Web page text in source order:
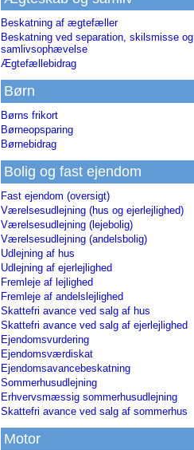
Beskatning af ægtefæller
Beskatning ved separation, skilsmisse og
samlivsophævelse
Ægtefællebidrag
Børn
Børns frikort
Børneopsparing
Børnebidrag
Bolig og fast ejendom
Fast ejendom (oversigt)
Værelsesudlejning (hus og ejerlejlighed)
Værelsesudlejning (lejebolig)
Værelsesudlejning (andelsbolig)
Udlejning af hus
Udlejning af ejerlejlighed
Fremleje af lejlighed
Fremleje af andelslejlighed
Skattefri avance ved salg af hus
Skattefri avance ved salg af ejerlejlighed
Ejendomsvurdering
Ejendomsværdiskat
Ejendomsavancebeskatning
Sommerhusudlejning
Erhvervsmæssig sommerhusudlejning
Skattefri avance ved salg af sommerhus
Motor